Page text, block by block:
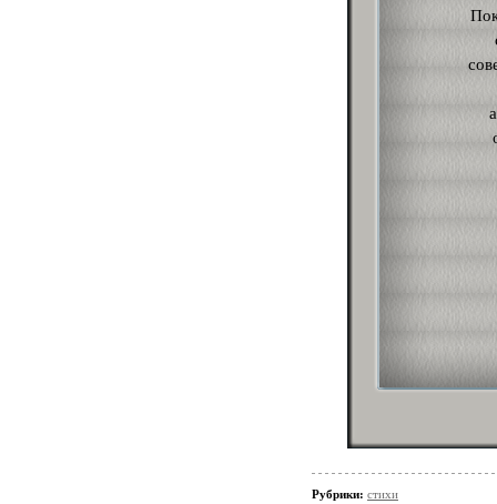
Рубрики: стихи